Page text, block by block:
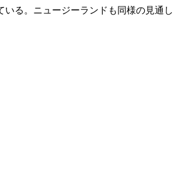
る。ニュージーランドも同様の見通し